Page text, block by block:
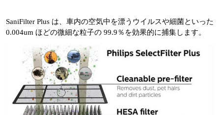
SaniFilter Plus は、車内の空気中を漂うウイルスや細菌といった
0.004um ほどの微細な粒子の 99.9％を効果的に捕集します。